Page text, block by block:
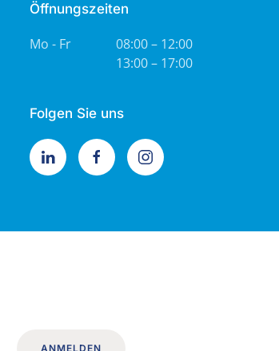
Öffnungszeiten
Mo - Fr
08:00 – 12:00
13:00 – 17:00
Folgen Sie uns
ANMELDEN